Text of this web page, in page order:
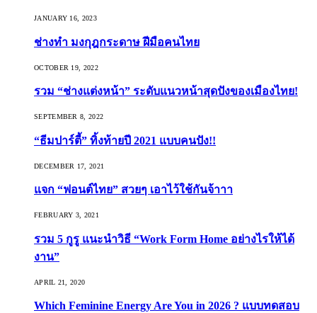
JANUARY 16, 2023
ช่างทำ มงกุฎกระดาษ ฝีมือคนไทย
OCTOBER 19, 2022
รวม “ช่างแต่งหน้า” ระดับแนวหน้าสุดปังของเมืองไทย!
SEPTEMBER 8, 2022
“ธีมปาร์ตี้” ทิ้งท้ายปี 2021 แบบคนปัง!!
DECEMBER 17, 2021
แจก “ฟอนต์ไทย” สวยๆ เอาไว้ใช้กันจ้าาา
FEBRUARY 3, 2021
รวม 5 กูรู แนะนำวิธี “Work Form Home อย่างไรให้ได้
งาน”
APRIL 21, 2020
Which Feminine Energy Are You in 2026 ? แบบทดสอบ